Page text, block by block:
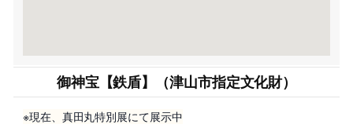
御神宝【鉄盾】（津山市指定文化財）
※現在、真田丸特別展にて展示中